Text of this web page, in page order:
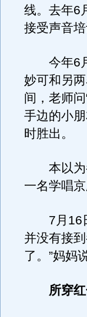
线。去年6
接受声音培
今年6月
妙可和另
间，老师
手边的小
时胜出。
本以为
一名学唱
7月16日
并没有接
了。”妈妈
所穿